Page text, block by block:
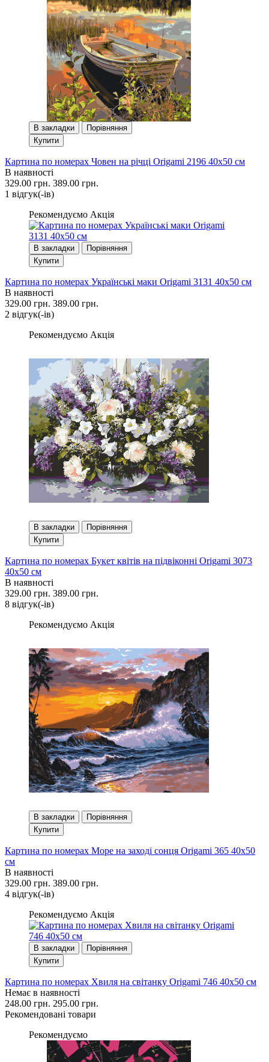
В закладки
Порівняння
Купити
Картина по номерах Човен на річці Origami 2196 40x50 см
В наявності
329.00 грн. 389.00 грн.
1 вiдгук(-iв)
Рекомендуємо Акція
В закладки
Порівняння
Купити
Картина по номерах Українські маки Origami 3131 40x50 см
В наявності
329.00 грн. 389.00 грн.
2 вiдгук(-iв)
Рекомендуємо Акція
В закладки
Порівняння
Купити
Картина по номерах Букет квітів на підвіконні Origami 3073
40x50 см
В наявності
329.00 грн. 389.00 грн.
8 вiдгук(-iв)
Рекомендуємо Акція
В закладки
Порівняння
Купити
Картина по номерах Море на заході сонця Origami 365 40x50
см
В наявності
329.00 грн. 389.00 грн.
4 вiдгук(-iв)
Рекомендуємо Акція
В закладки
Порівняння
Купити
Картина по номерах Хвиля на світанку Origami 746 40x50 см
Немає в наявності
248.00 грн. 295.00 грн.
Рекомендовані товари
Рекомендуємо